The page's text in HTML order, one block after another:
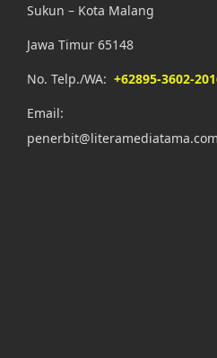
Sukun – Kota Malang
Jawa Timur 65148
No. Telp./WA: +62895-3602-
Email:
penerbit@literamediatama.com